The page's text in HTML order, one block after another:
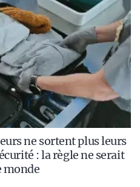
ne sortent plus leurs
: la règle ne serait
monde